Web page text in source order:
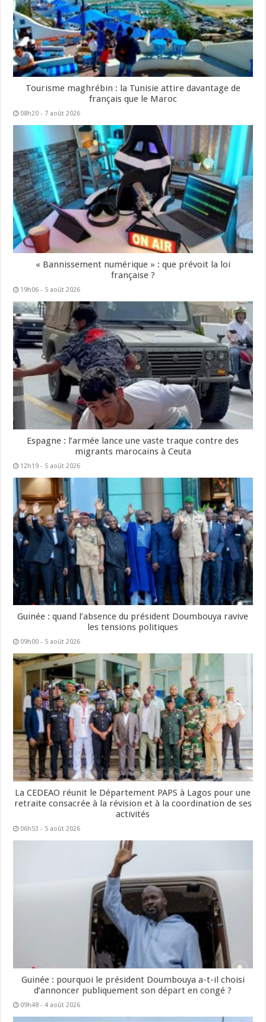
Tourisme maghrébin : la Tunisie attire davantage de
français que le Maroc
08h20 - 7 août 2026
« Bannissement numérique » : que prévoit la loi
française ?
19h06 - 5 août 2026
Espagne : l’armée lance une vaste traque contre des
migrants marocains à Ceuta
12h19 - 5 août 2026
Guinée : quand l’absence du président Doumbouya ravive
les tensions politiques
09h00 - 5 août 2026
La CEDEAO réunit le Département PAPS à Lagos pour une
retraite consacrée à la révision et à la coordination de ses
activités
06h53 - 5 août 2026
Guinée : pourquoi le président Doumbouya a-t-il choisi
d’annoncer publiquement son départ en congé ?
09h48 - 4 août 2026